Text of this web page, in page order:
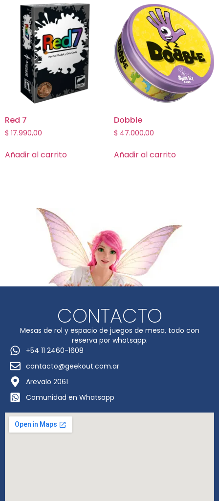
Red 7
$ 17.990,00
Añadir al carrito
Dobble
$ 47.000,00
Añadir al carrito
CONTACTO
Mesas de rol y espacio de juegos de mesa, todo con
reserva por whatsapp.
+54 11 2460-1608
contacto@geekout.com.ar
Arevalo 2061
Comunidad en Whatsapp